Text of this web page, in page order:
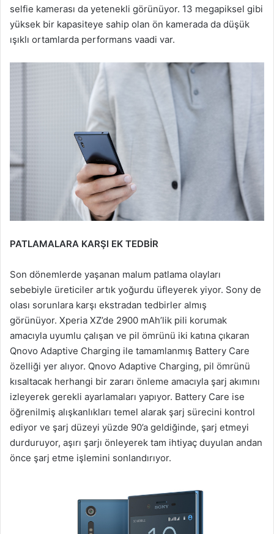
selfie kamerası da yetenekli görünüyor. 13 megapiksel gibi
yüksek bir kapasiteye sahip olan ön kamerada da düşük
ışıklı ortamlarda performans vaadi var.
PATLAMALARA KARŞI EK TEDBİR
Son dönemlerde yaşanan malum patlama olayları
sebebiyle üreticiler artık yoğurdu üfleyerek yiyor. Sony de
olası sorunlara karşı ekstradan tedbirler almış
görünüyor. Xperia XZ’de 2900 mAh’lik pili korumak
amacıyla uyumlu çalışan ve pil ömrünü iki katına çıkaran
Qnovo Adaptive Charging ile tamamlanmış Battery Care
özelliği yer alıyor. Qnovo Adaptive Charging, pil ömrünü
kısaltacak herhangi bir zararı önleme amacıyla şarj akımını
izleyerek gerekli ayarlamaları yapıyor. Battery Care ise
öğrenilmiş alışkanlıkları temel alarak şarj sürecini kontrol
ediyor ve şarj düzeyi yüzde 90’a geldiğinde, şarj etmeyi
durduruyor, aşırı şarjı önleyerek tam ihtiyaç duyulan andan
önce şarj etme işlemini sonlandırıyor.